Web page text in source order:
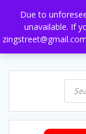
Due to
unavailable. If